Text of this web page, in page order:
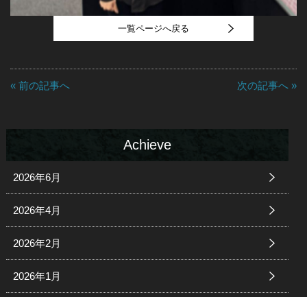
一覧ページへ戻る
« 前の記事へ 次の記事へ »
Achieve
2026年6月
2026年4月
2026年2月
2026年1月